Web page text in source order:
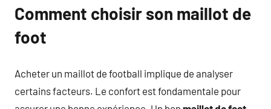
Comment choisir son maillot de
foot
Acheter un maillot de football implique de analyser
certains facteurs. Le confort est fondamentale pour